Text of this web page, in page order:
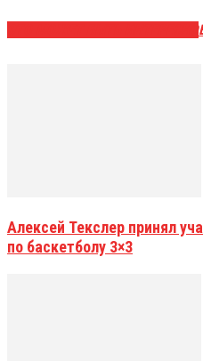
Алексей Текслер принял
по баскетболу 3×3